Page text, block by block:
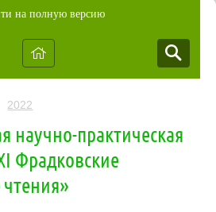
на полную версию
2022
научно-практическая
Фрадковские
чтения»